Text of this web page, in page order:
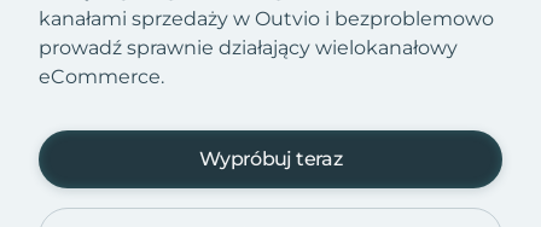
kanałami sprzedaży w Outvio i bezproblemowo
prowadź sprawnie działający wielokanałowy
eCommerce.
Wypróbuj teraz